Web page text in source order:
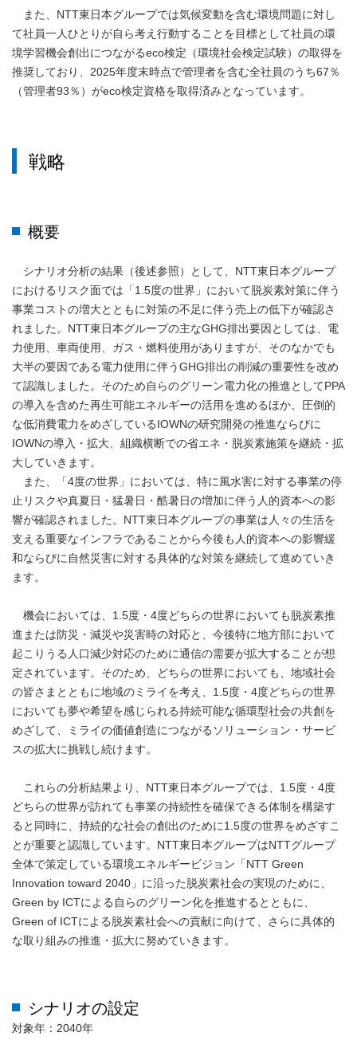
また、NTT東日本グループでは気候変動を含む環境問題に対し
て社員一人ひとりが自ら考え行動することを目標として社員の環
境学習機会創出につながるeco検定（環境社会検定試験）の取得を
推奨しており、2025年度末時点で管理者を含む全社員のうち67％
（管理者93％）がeco検定資格を取得済みとなっています。
戦略
概要
シナリオ分析の結果（後述参照）として、NTT東日本グループ
におけるリスク面では「1.5度の世界」において脱炭素対策に伴う
事業コストの増大とともに対策の不足に伴う売上の低下が確認さ
れました。NTT東日本グループの主なGHG排出要因としては、電
力使用、車両使用、ガス・燃料使用がありますが、そのなかでも
大半の要因である電力使用に伴うGHG排出の削減の重要性を改め
て認識しました。そのため自らのグリーン電力化の推進としてPPA
の導入を含めた再生可能エネルギーの活用を進めるほか、圧倒的
な低消費電力をめざしているIOWNの研究開発の推進ならびに
IOWNの導入・拡大、組織横断での省エネ・脱炭素施策を継続・拡
大していきます。
また、「4度の世界」においては、特に風水害に対する事業の停
止リスクや真夏日・猛暑日・酷暑日の増加に伴う人的資本への影
響が確認されました。NTT東日本グループの事業は人々の生活を
支える重要なインフラであることから今後も人的資本への影響緩
和ならびに自然災害に対する具体的な対策を継続して進めていき
ます。
機会においては、1.5度・4度どちらの世界においても脱炭素推
進または防災・減災や災害時の対応と、今後特に地方部において
起こりうる人口減少対応のために通信の需要が拡大することが想
定されています。そのため、どちらの世界においても、地域社会
の皆さまとともに地域のミライを考え、1.5度・4度どちらの世界
においても夢や希望を感じられる持続可能な循環型社会の共創を
めざして、ミライの価値創造につながるソリューション・サービ
スの拡大に挑戦し続けます。
これらの分析結果より、NTT東日本グループでは、1.5度・4度
どちらの世界が訪れても事業の持続性を確保できる体制を構築す
ると同時に、持続的な社会の創出のために1.5度の世界をめざすこ
とが重要と認識しています。NTT東日本グループはNTTグループ
全体で策定している環境エネルギービジョン「NTT Green
Innovation toward 2040」に沿った脱炭素社会の実現のために、
Green by ICTによる自らのグリーン化を推進するとともに、
Green of ICTによる脱炭素社会への貢献に向けて、さらに具体的
な取り組みの推進・拡大に努めていきます。
シナリオの設定
対象年：2040年